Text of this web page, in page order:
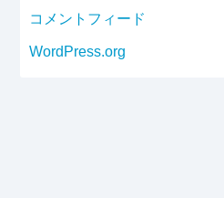
コメントフィード
WordPress.org